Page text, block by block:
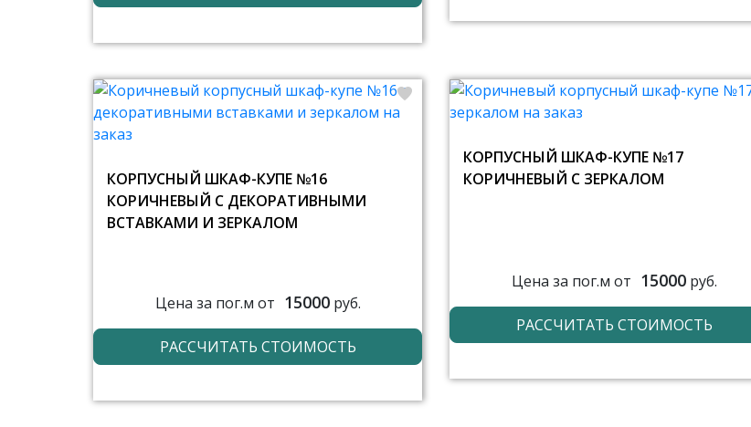
КОРПУСНЫЙ ШКАФ-КУПЕ №16
КОРИЧНЕВЫЙ С ДЕКОРАТИВНЫМИ
ВСТАВКАМИ И ЗЕРКАЛОМ
Цена за пог.м от 15000руб.
РАССЧИТАТЬ СТОИМОСТЬ
КОРПУСНЫЙ ШКАФ-КУПЕ №17
КОРИЧНЕВЫЙ С ЗЕРКАЛОМ
Цена за пог.м от 15000руб.
РАССЧИТАТЬ СТОИМОСТЬ